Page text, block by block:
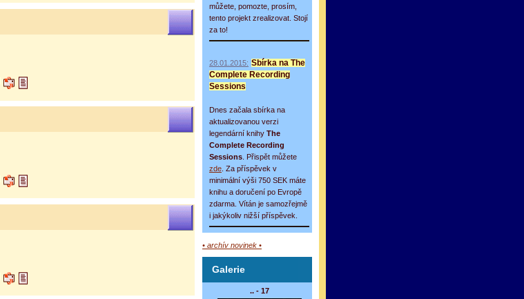
můžete, pomozte, prosím,
tento projekt zrealizovat. Stojí
za to!
28.01.2015: Sbírka na The
Complete Recording
Sessions
Dnes začala sbírka na
aktualizovanou verzi
legendární knihy The
Complete Recording
Sessions . Přispět můžete
zde . Za příspěvek v
minimální výši 750 SEK máte
knihu a doručení po Evropě
zdarma. Vítán je samozřejmě
i jakýkoliv nižší příspěvek.
• archív novinek •
Galerie
.. - 17